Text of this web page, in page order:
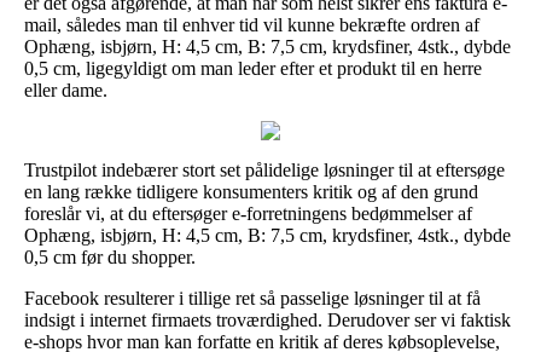
mail, således man til enhver tid vil kunne bekræfte ordren af
Ophæng, isbjørn, H: 4,5 cm, B: 7,5 cm, krydsfiner, 4stk., dybde
0,5 cm, ligegyldigt om man leder efter et produkt til en herre
eller dame.
Trustpilot indebærer stort set pålidelige løsninger til at eftersøge
en lang række tidligere konsumenters kritik og af den grund
foreslår vi, at du eftersøger e-forretningens bedømmelser af
Ophæng, isbjørn, H: 4,5 cm, B: 7,5 cm, krydsfiner, 4stk., dybde
0,5 cm før du shopper.
Facebook resulterer i tillige ret så passelige løsninger til at få
indsigt i internet firmaets troværdighed. Derudover ser vi faktisk
e-shops hvor man kan forfatte en kritik af deres købsoplevelse,